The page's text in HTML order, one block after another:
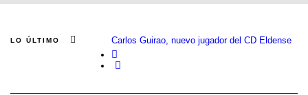
LO ÚLTIMO Carlos Guirao, nuevo jugador del CD Eldense